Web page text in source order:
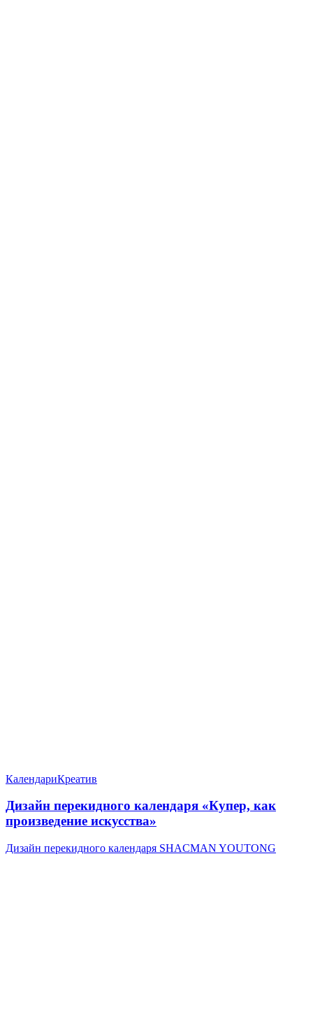
КалендариКреатив
Дизайн перекидного календаря «Купер, как
произведение искусства»
Дизайн перекидного календаря SHACMAN YOUTONG